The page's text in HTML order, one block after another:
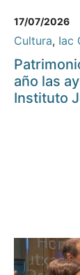
17/07/2026
Cultura, Iac
año las
Instituto